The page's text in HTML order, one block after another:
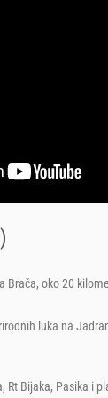
Brača, oko 20
luka na
Rt Bijaka, Pasika i